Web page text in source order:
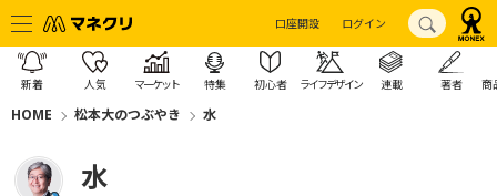
口座開設 ログイン
新着 人気 マーケット 特集 初心者 ライフデザイン 連載 著者 商
HOME 松本大のつぶやき 水
水